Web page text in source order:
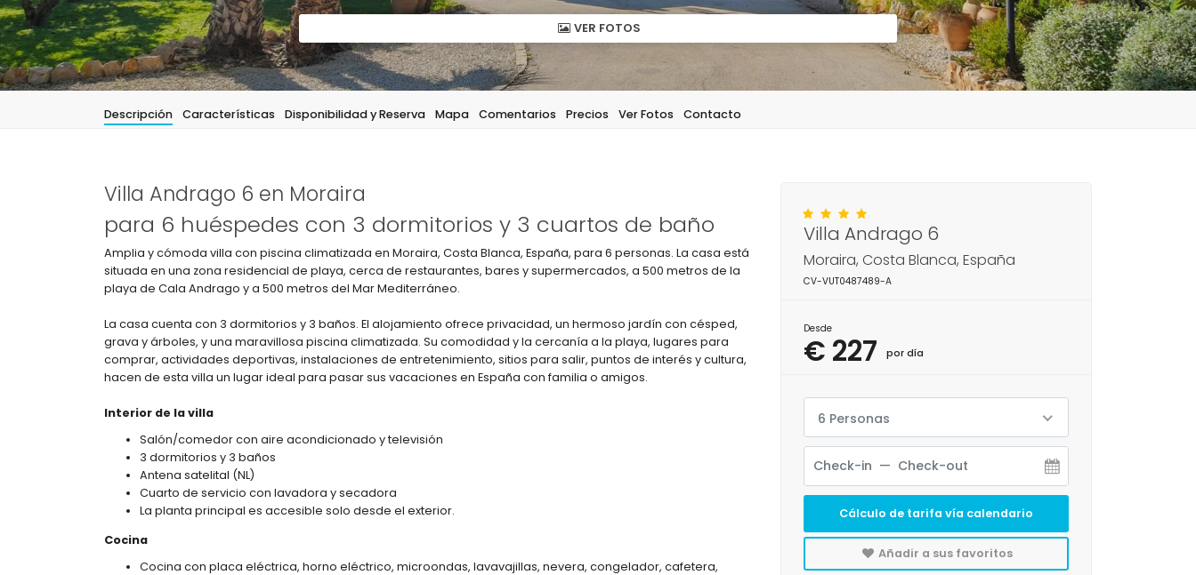
VER FOTOS
Descripción Características Disponibilidad y Reserva Mapa Comentarios Precios Ver Fotos Contacto
Villa Andrago 6 en Moraira
para 6 huéspedes con 3 dormitorios y 3 cuartos de baño
Amplia y cómoda villa con piscina climatizada en Moraira, Costa Blanca, España, para 6 personas. La casa está
situada en una zona residencial de playa, cerca de restaurantes, bares y supermercados, a 500 metros de la
playa de Cala Andrago y a 500 metros del Mar Mediterráneo.
La casa cuenta con 3 dormitorios y 3 baños. El alojamiento ofrece privacidad, un hermoso jardín con césped,
grava y árboles, y una maravillosa piscina climatizada. Su comodidad y la cercanía a la playa, lugares para
comprar, actividades deportivas, instalaciones de entretenimiento, sitios para salir, puntos de interés y cultura,
hacen de esta villa un lugar ideal para pasar sus vacaciones en España con familia o amigos.
Interior de la villa
Salón/comedor con aire acondicionado y televisión
3 dormitorios y 3 baños
Antena satelital (NL)
Cuarto de servicio con lavadora y secadora
La planta principal es accesible solo desde el exterior.
Cocina
Cocina con placa eléctrica, horno eléctrico, microondas, lavavajillas, nevera, congelador, cafetera,
Villa Andrago 6
Moraira, Costa Blanca, España
CV-VUT0487489-A
Desde
€ 227 por día
6 Personas
Cálculo de tarifa vía calendario
Añadir a sus favoritos